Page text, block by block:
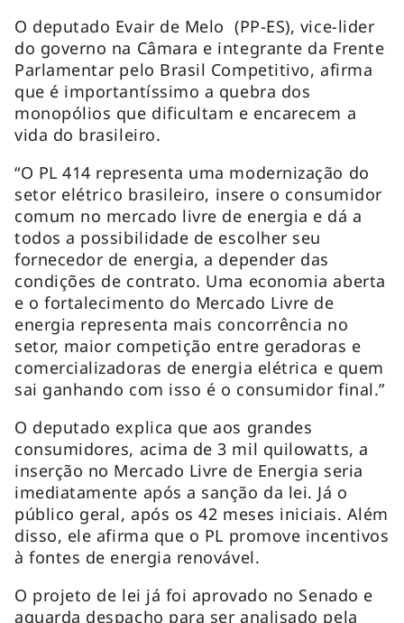
O deputado Evair de Melo (PP-ES), vice-lider
do governo na Câmara e integrante da Frente
Parlamentar pelo Brasil Competitivo, afirma
que é importantíssimo a quebra dos
monopólios que dificultam e encarecem a
vida do brasileiro.
“O PL 414 representa uma modernização do
setor elétrico brasileiro, insere o consumidor
comum no mercado livre de energia e dá a
todos a possibilidade de escolher seu
fornecedor de energia, a depender das
condições de contrato. Uma economia aberta
e o fortalecimento do Mercado Livre de
energia representa mais concorrência no
setor, maior competição entre geradoras e
comercializadoras de energia elétrica e quem
sai ganhando com isso é o consumidor final.”
O deputado explica que aos grandes
consumidores, acima de 3 mil quilowatts, a
inserção no Mercado Livre de Energia seria
imediatamente após a sanção da lei. Já o
público geral, após os 42 meses iniciais. Além
disso, ele afirma que o PL promove incentivos
à fontes de energia renovável.
O projeto de lei já foi aprovado no Senado e
aguarda despacho para ser analisado pela